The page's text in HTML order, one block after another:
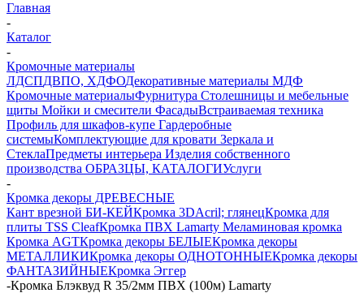
Главная
-
Каталог
-
Кромочные материалы
ЛДСПДВПО, ХДФОДекоративные материалы МДФ
Кромочные материалыФурнитура Столешницы и мебельные
щиты Мойки и смесители ФасадыВстраиваемая техника
Профиль для шкафов-купе Гардеробные
системыКомплектующие для кровати Зеркала и
СтеклаПредметы интерьера Изделия собственного
производства ОБРАЗЦЫ, КАТАЛОГИУслуги
-
Кромка декоры ДРЕВЕСНЫЕ
Кант врезной БИ-КЕЙКромка 3DАcril; глянецКромка для
плиты TSS CleafКромка ПВХ Lamarty Меламиновая кромка
Кромка AGTКромка декоры БЕЛЫЕКромка декоры
МЕТАЛЛИКИКромка декоры ОДНОТОННЫЕКромка декоры
ФАНТАЗИЙНЫЕКромка Эггер
-Кромка Блэквуд R 35/2мм ПВХ (100м) Lamarty